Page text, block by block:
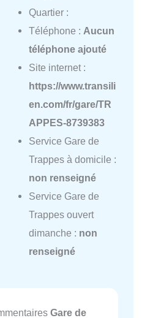
Quartier :
Téléphone : Aucun
téléphone ajouté
Site internet :
https://www.transili
en.com/fr/gare/TR
APPES-8739383
Service Gare de
Trappes à domicile :
non renseigné
Service Gare de
Trappes ouvert
dimanche : non
renseigné
Gare de